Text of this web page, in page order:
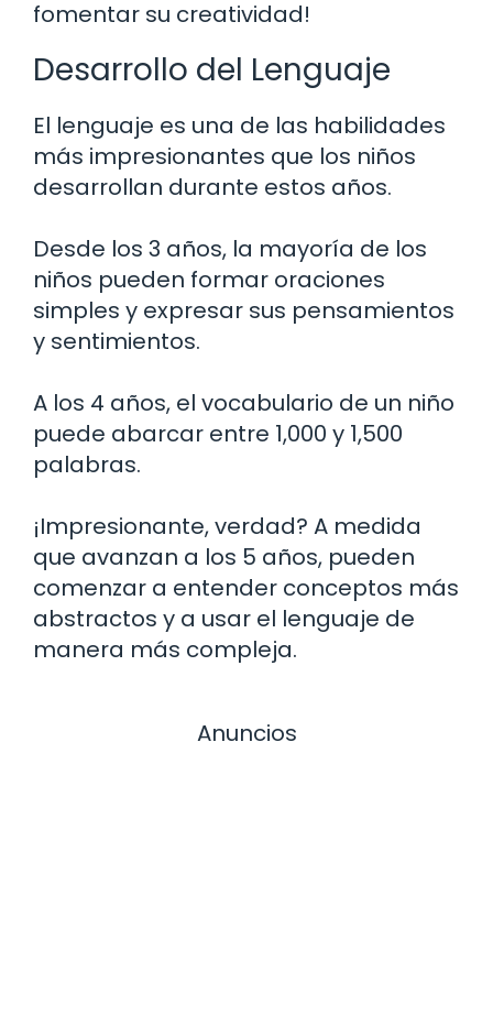
fomentar su creatividad!
Desarrollo del Lenguaje
El lenguaje es una de las habilidades
más impresionantes que los niños
desarrollan durante estos años.
Desde los 3 años, la mayoría de los
niños pueden formar oraciones
simples y expresar sus pensamientos
y sentimientos.
A los 4 años, el vocabulario de un niño
puede abarcar entre 1,000 y 1,500
palabras.
¡Impresionante, verdad? A medida
que avanzan a los 5 años, pueden
comenzar a entender conceptos más
abstractos y a usar el lenguaje de
manera más compleja.
Anuncios